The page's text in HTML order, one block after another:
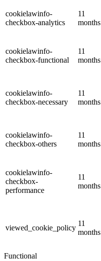
cookielawinfo-
checkbox-analytics
11
months
cookielawinfo-
checkbox-functional
11
months
cookielawinfo-
checkbox-necessary
11
months
cookielawinfo-
checkbox-others
11
months
cookielawinfo-
checkbox-
performance
11
months
viewed_cookie_policy
11
months
Functional